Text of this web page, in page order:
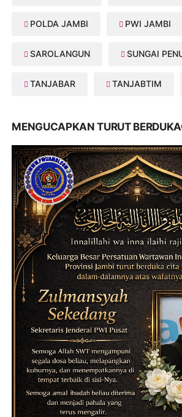
POLDA JAMBI PWI JAMBI
SAROLANGUN SUNGAI
TANJABAR TANJABTIM
MENGUCAPKAN TURUT